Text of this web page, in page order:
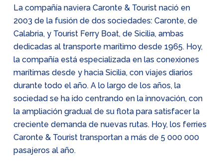
La compañía naviera Caronte & Tourist nació en
2003 de la fusión de dos sociedades: Caronte, de
Calabria, y Tourist Ferry Boat, de Sicilia, ambas
dedicadas al transporte marítimo desde 1965. Hoy,
la compañía está especializada en las conexiones
marítimas desde y hacia Sicilia, con viajes diarios
durante todo el año. A lo largo de los años, la
sociedad se ha ido centrando en la innovación, con
la ampliación gradual de su flota para satisfacer la
creciente demanda de nuevas rutas. Hoy, los ferries
Caronte & Tourist transportan a más de 5 000 000
pasajeros al año.